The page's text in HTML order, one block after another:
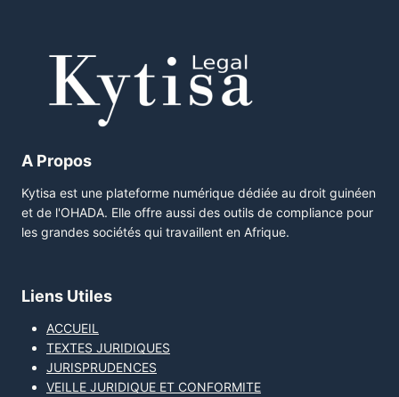
A Propos
Kytisa est une plateforme numérique dédiée au droit guinéen
et de l'OHADA. Elle offre aussi des outils de compliance pour
les grandes sociétés qui travaillent en Afrique.
Liens Utiles
ACCUEIL
TEXTES JURIDIQUES
JURISPRUDENCES
VEILLE JURIDIQUE ET CONFORMITE